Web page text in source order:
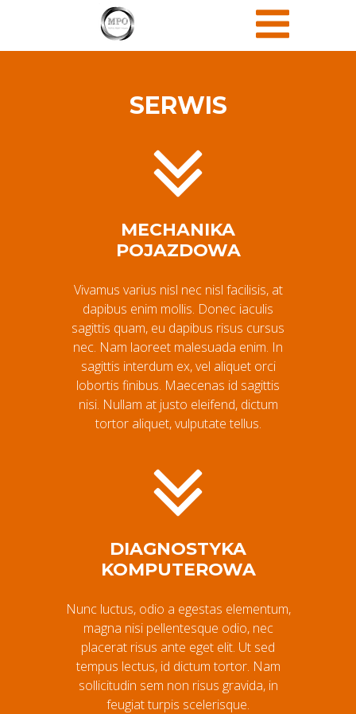
SERWIS
MECHANIKA
POJAZDOWA
Vivamus varius nisl nec nisl facilisis, at
dapibus enim mollis. Donec iaculis
sagittis quam, eu dapibus risus cursus
nec. Nam laoreet malesuada enim. In
sagittis interdum ex, vel aliquet orci
lobortis finibus. Maecenas id sagittis
nisi. Nullam at justo eleifend, dictum
tortor aliquet, vulputate tellus.
DIAGNOSTYKA
KOMPUTEROWA
Nunc luctus, odio a egestas elementum,
magna nisi pellentesque odio, nec
placerat risus ante eget elit. Ut sed
tempus lectus, id dictum tortor. Nam
sollicitudin sem non risus gravida, in
feugiat turpis scelerisque.